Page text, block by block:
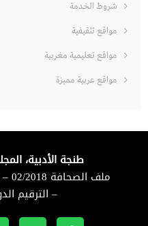
شروط الخدمة
مواقع تثقيفية
مواقع تعليمية مغربية
مواقع عربية مميزة
طنجة الأدبية،
– الترقيم الدولي